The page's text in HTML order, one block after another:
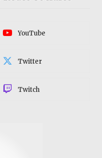
YouTube
Twitter
Twitch